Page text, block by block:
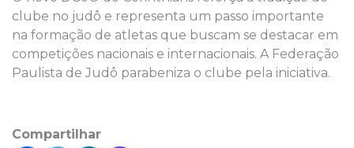
clube no judô e representa um passo importante
na formação de atletas que buscam se destacar em
competições nacionais e internacionais. A Federação
Paulista de Judô parabeniza o clube pela iniciativa.
Compartilhar